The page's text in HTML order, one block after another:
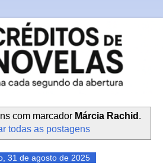
com marcador Márcia Rachid .
todas as postagens
31 de agosto de 2025